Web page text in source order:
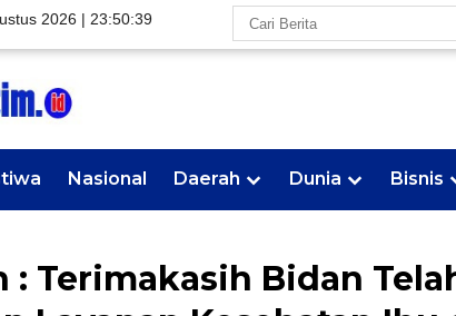
2026 | 23:50:40
Nasional Daerah Dunia Bisnis
: Terimakasih Bidan